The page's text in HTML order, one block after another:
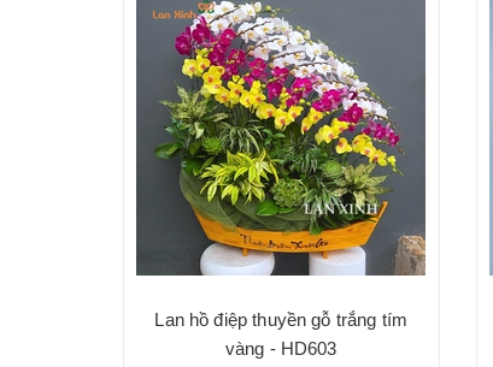
Lan hồ điệp thuyền gỗ trắng tím
vàng - HD603